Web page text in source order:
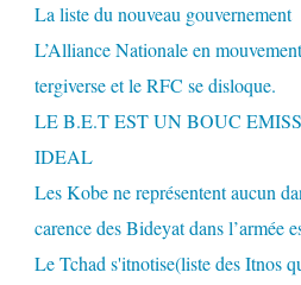
La liste du nouveau gouvernement
L’Alliance Nationale en
tergiverse et le RFC se disloque.
LE B.E.T EST UN BOUC
IDEAL
Les Kobe ne représentent aucun
carence des Bideyat dans l’armée
Le Tchad s'itnotise(liste des Itnos